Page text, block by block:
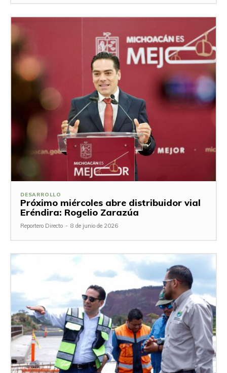
DESARROLLO
Próximo miércoles abre distribuidor vial
Eréndira: Rogelio Zarazúa
Reportero Directo - 8 de junio de 2026